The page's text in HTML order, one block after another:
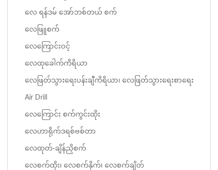
လေ ရန်ဒမ် အော်ဘစ်တယ် စက်
လေဖြူစက်
လေကြောင်းဝင့်
လေထုခေါက်ကိရိယာ
လေဖြတ်သွားရေးပန်းချီကိရိယာ၊ လေဖြတ်သွားရေးစာရေး
Air Drill
လေကြောင်း စက်ကွင်းထိုး
လေဟာရိုက်ဒရစ်ဗစ်တာ
လေထုတ်-ချိန်ညှိစက်
လေစက်ထိုး၊ လေစက်နိုက်၊ လေစက်ချိတ်